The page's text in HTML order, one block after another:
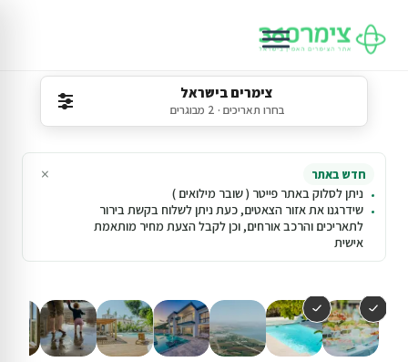
צימרים בישראל
בחרו תאריכים · 2 מבוגרים
חדש באתר
ניתן לסלוק באתר פייטר ( שובר מילואים )
שידרגנו את אזור הצאטים, כעת ניתן לשלוח בקשת בירור
לתאריכים והרכב אורחים, וכן לקבל הצעת מחיר מותאמת
אישית
×